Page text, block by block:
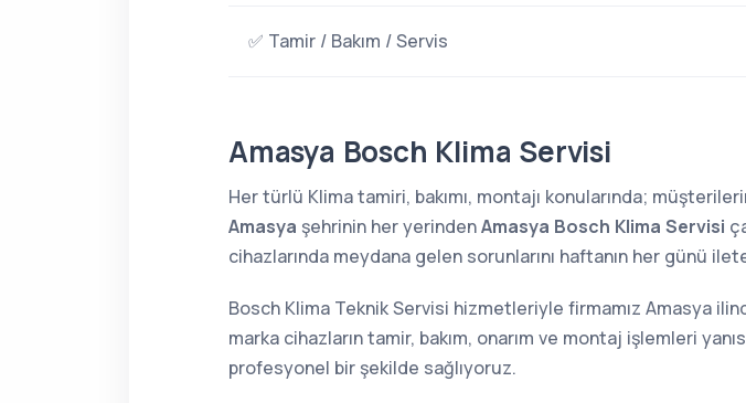
✅ Tamir / Bakım / Servis
Amasya Bosch Klima Servisi
Her türlü Klima tamiri, bakımı, montajı konularında;
Amasya şehrinin her yerindenAmasya Bosch Klima Servisi
cihazlarında meydana gelen sorunlarını haftanın her günü
Bosch Klima Teknik Servisi hizmetleriyle firmamız Amasya
marka cihazların tamir, bakım, onarım ve montaj işlemleri
profesyonel bir şekilde sağlıyoruz.